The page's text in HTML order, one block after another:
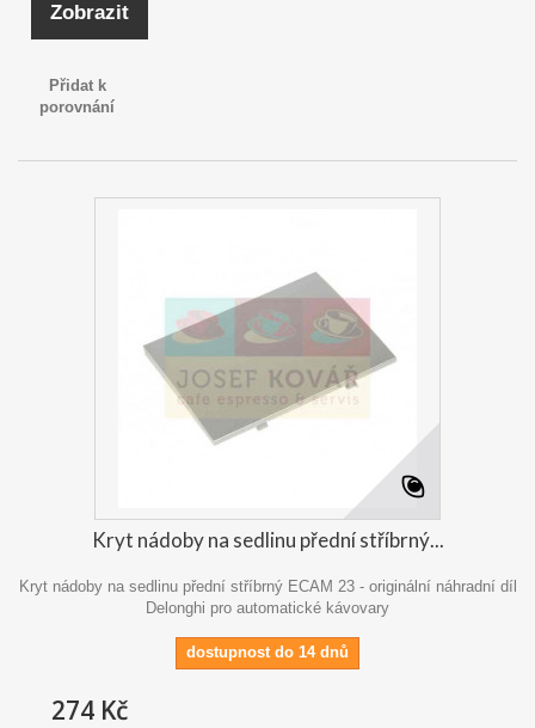
Zobrazit
Přidat k
porovnání
Kryt nádoby na sedlinu přední stříbrný...
Kryt nádoby na sedlinu přední stříbrný ECAM 23 - originální náhradní díl
Delonghi pro automatické kávovary
dostupnost do 14 dnů
274 Kč